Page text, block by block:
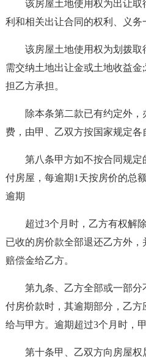
该房屋土地使用权为出让
利和相关出让合同的权利、义务
该房屋土地使用权为划拨
需交纳土地出让金或土地收益
担乙方承担。
除本条第二款已有约定外
费，由甲、乙双方按国家规定各
第八条甲方如不按合同规
付房屋，每逾期1天按房价的总
逾期
超过3个月时，乙方有权解
已收的房价款全部退还乙方外
赔偿金给乙方。
第九条、乙方全部或一部
付房价款时，其逾期部分，乙
给与甲方。逾期超过3个月时，
第十条甲、乙双方向房屋